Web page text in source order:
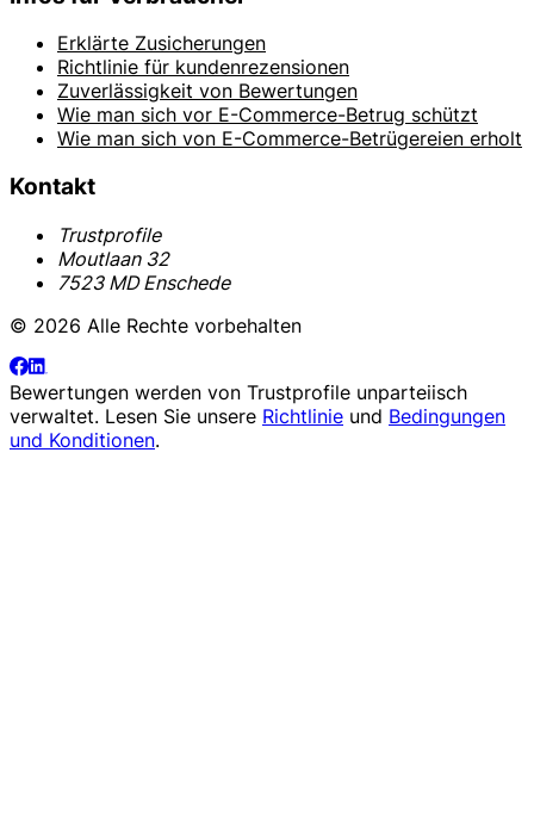
Erklärte Zusicherungen
Richtlinie für kundenrezensionen
Zuverlässigkeit von Bewertungen
Wie man sich vor E-Commerce-Betrug schützt
Wie man sich von E-Commerce-Betrügereien erholt
Kontakt
Trustprofile
Moutlaan 32
7523 MD Enschede
© 2026 Alle Rechte vorbehalten
Bewertungen werden von Trustprofile unparteiisch
verwaltet. Lesen Sie unsere Richtlinie und Bedingungen
und Konditionen.